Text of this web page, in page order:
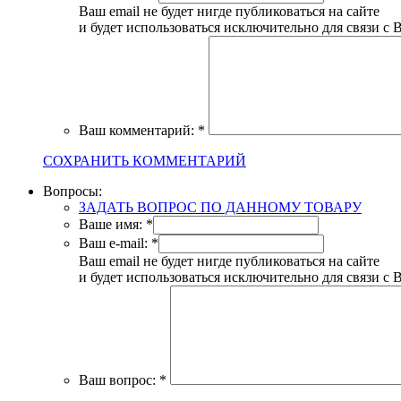
Ваш email не будет нигде публиковаться на сайте
и будет использоваться исключительно для связи с
Ваш комментарий: *
СОХРАНИТЬ КОММЕНТАРИЙ
Вопросы:
ЗАДАТЬ ВОПРОС ПО ДАННОМУ ТОВАРУ
Ваше имя: *
Ваш e-mail: *
Ваш email не будет нигде публиковаться на сайте
и будет использоваться исключительно для связи с
Ваш вопрос: *